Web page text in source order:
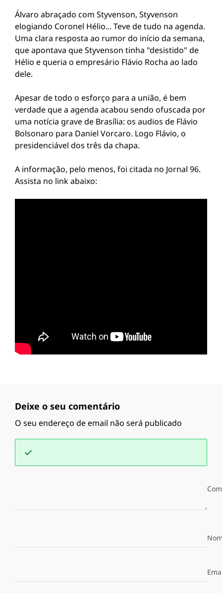
Álvaro abraçado com Styvenson, Styvenson
elogiando Coronel Hélio... Teve de tudo na agenda.
Uma clara resposta ao rumor do início da semana,
que apontava que Styvenson tinha "desistido" de
Hélio e queria o empresário Flávio Rocha ao lado
dele.
Apesar de todo o esforço para a união, é bem
verdade que a agenda acabou sendo ofuscada por
uma notícia grave de Brasília: os audios de Flávio
Bolsonaro para Daniel Vorcaro. Logo Flávio, o
presidenciável dos três da chapa.
A informação, pelo menos, foi citada no Jornal 96.
Assista no link abaixo:
Deixe o seu comentário
O seu endereço de email não será publicado